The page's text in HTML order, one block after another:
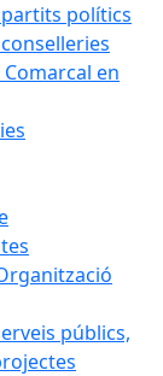
polítics
en
públics,